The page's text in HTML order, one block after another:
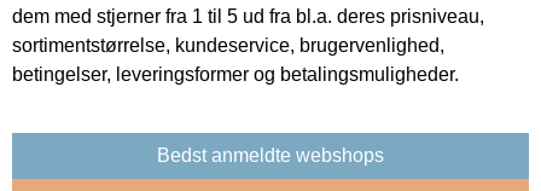
dem med stjerner fra 1 til 5 ud fra bl.a. deres prisniveau,
sortimentstørrelse, kundeservice, brugervenlighed,
betingelser, leveringsformer og betalingsmuligheder.
Bedst anmeldte webshops